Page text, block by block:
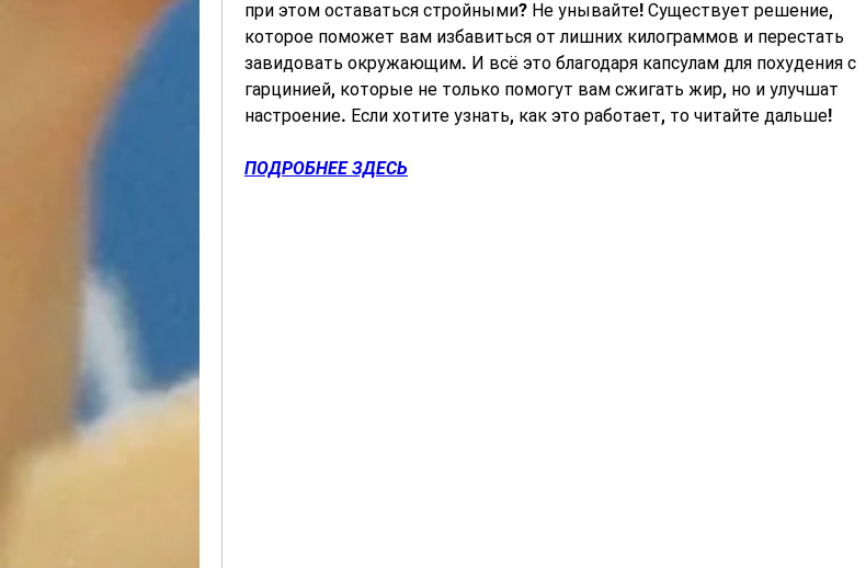
при этом оставаться стройными? Не унывайте! Существует решение,
которое поможет вам избавиться от лишних килограммов и перестать
завидовать окружающим. И всё это благодаря капсулам для похудения с
гарцинией, которые не только помогут вам сжигать жир, но и улучшат
настроение. Если хотите узнать, как это работает, то читайте дальше!
ПОДРОБНЕЕ ЗДЕСЬ